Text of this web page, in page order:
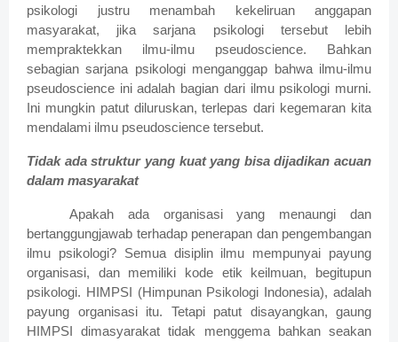
psikologi justru menambah kekeliruan anggapan
masyarakat, jika sarjana psikologi tersebut lebih
mempraktekkan ilmu-ilmu pseudoscience. Bahkan
sebagian sarjana psikologi menganggap bahwa ilmu-ilmu
pseudoscience ini adalah bagian dari ilmu psikologi murni.
Ini mungkin patut diluruskan, terlepas dari kegemaran kita
mendalami ilmu pseudoscience tersebut.
Tidak ada struktur yang kuat yang bisa dijadikan acuan
dalam masyarakat
Apakah ada organisasi yang menaungi dan
bertanggungjawab terhadap penerapan dan pengembangan
ilmu psikologi? Semua disiplin ilmu mempunyai payung
organisasi, dan memiliki kode etik keilmuan, begitupun
psikologi. HIMPSI (Himpunan Psikologi Indonesia), adalah
payung organisasi itu. Tetapi patut disayangkan, gaung
HIMPSI dimasyarakat tidak menggema bahkan seakan